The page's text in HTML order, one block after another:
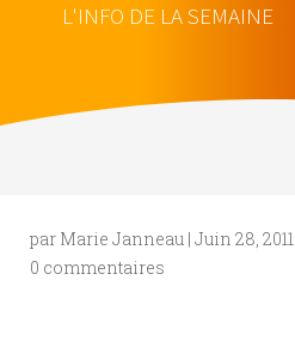
L'INFO DE LA SEMAINE
par Marie Janneau | Juin 28, 2011
0 commentaires